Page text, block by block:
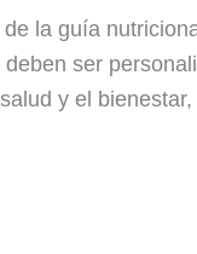
la guía
ser
y el